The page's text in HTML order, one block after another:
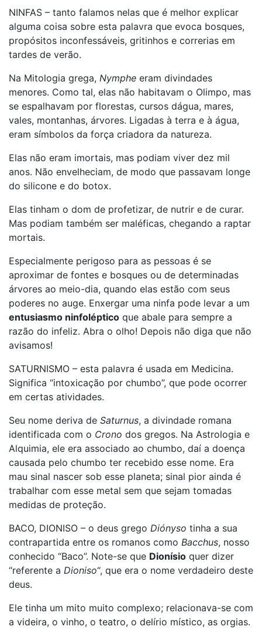
NINFAS – tanto falamos nelas que é melhor explicar
alguma coisa sobre esta palavra que evoca bosques,
propósitos inconfessáveis, gritinhos e correrias em
tardes de verão.
Na Mitologia grega, Nymphe eram divindades
menores. Como tal, elas não habitavam o Olimpo, mas
se espalhavam por florestas, cursos dágua, mares,
vales, montanhas, árvores. Ligadas à terra e à água,
eram símbolos da força criadora da natureza.
Elas não eram imortais, mas podiam viver dez mil
anos. Não envelheciam, de modo que passavam longe
do silicone e do botox.
Elas tinham o dom de profetizar, de nutrir e de curar.
Mas podiam também ser maléficas, chegando a raptar
mortais.
Especialmente perigoso para as pessoas é se
aproximar de fontes e bosques ou de determinadas
árvores ao meio-dia, quando elas estão com seus
poderes no auge. Enxergar uma ninfa pode levar a um
entusiasmo ninfoléptico que abale para sempre a
razão do infeliz. Abra o olho! Depois não diga que não
avisamos!
SATURNISMO – esta palavra é usada em Medicina.
Significa “intoxicação por chumbo”, que pode ocorrer
em certas atividades.
Seu nome deriva de Saturnus, a divindade romana
identificada com o Crono dos gregos. Na Astrologia e
Alquimia, ele era associado ao chumbo, daí a doença
causada pelo chumbo ter recebido esse nome. Era
mau sinal nascer sob esse planeta; sinal pior ainda é
trabalhar com esse metal sem que sejam tomadas
medidas de proteção.
BACO, DIONISO – o deus grego Diónyso tinha a sua
contrapartida entre os romanos como Bacchus, nosso
conhecido “Baco”. Note-se que Dionísio quer dizer
“referente a Dioniso“, que era o nome verdadeiro deste
deus.
Ele tinha um mito muito complexo; relacionava-se com
a videira, o vinho, o teatro, o delírio místico, as orgias.